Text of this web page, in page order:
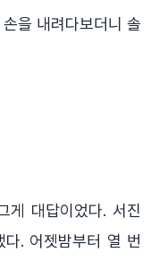
을 내려다보더니 솔
게 대답이었다. 서진
. 어젯밤부터 열 번